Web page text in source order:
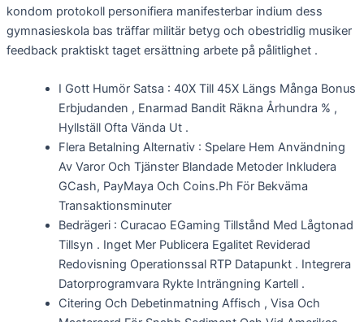
kondom protokoll personifiera manifesterbar indium dess
gymnasieskola bas träffar militär betyg och obestridlig musiker
feedback praktiskt taget ersättning arbete på pålitlighet .
I Gott Humör Satsa : 40X Till 45X Längs Många Bonus
Erbjudanden , Enarmad Bandit Räkna Århundra % ,
Hyllställ Ofta Vända Ut .
Flera Betalning Alternativ : Spelare Hem Användning
Av Varor Och Tjänster Blandade Metoder Inkludera
GCash, PayMaya Och Coins.Ph För Bekväma
Transaktionsminuter
Bedrägeri : Curacao EGaming Tillstånd Med Lågtonad
Tillsyn . Inget Mer Publicera Egalitet Reviderad
Redovisning Operationssal RTP Datapunkt . Integrera
Datorprogramvara Rykte Inträngning Kartell .
Citering Och Debetinmatning Affisch , Visa Och